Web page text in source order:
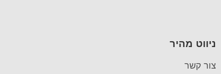
ניווט מהיר
צור קשר